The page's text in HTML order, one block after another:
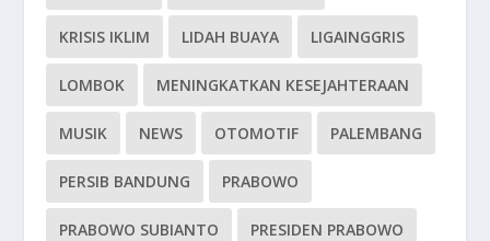
KRISIS IKLIM LIDAH BUAYA LIGAINGGRIS
LOMBOK MENINGKATKAN KESEJAHTERAAN
MUSIK NEWS OTOMOTIF PALEMBANG
PERSIB BANDUNG PRABOWO
PRABOWO SUBIANTO PRESIDEN PRABOWO